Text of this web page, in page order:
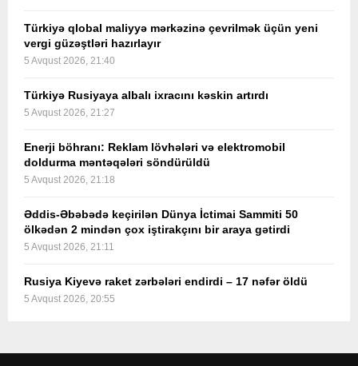
Türkiyə qlobal maliyyə mərkəzinə çevrilmək üçün yeni
vergi güzəştləri hazırlayır
5 Avqust 2026, 21:40
Türkiyə Rusiyaya albalı ixracını kəskin artırdı
5 Avqust 2026, 21:27
Enerji böhranı: Reklam lövhələri və elektromobil
doldurma məntəqələri söndürüldü
5 Avqust 2026, 21:18
Əddis-Əbəbədə keçirilən Dünya İctimai Sammiti 50
ölkədən 2 mindən çox iştirakçını bir araya gətirdi
5 Avqust 2026, 21:11
Rusiya Kiyevə raket zərbələri endirdi – 17 nəfər öldü
5 Avqust 2026, 20:55